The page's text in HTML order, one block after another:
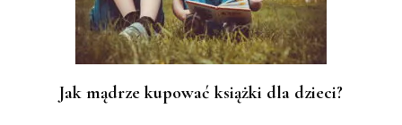
Jak mądrze kupować książki dla dzieci?